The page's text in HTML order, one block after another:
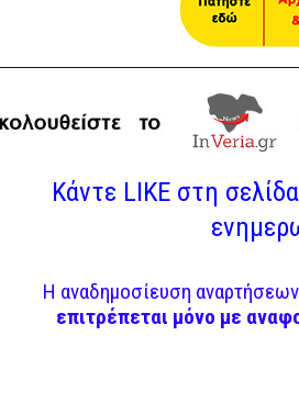
Κάντε LIKE στη
Η αναδημοσίευση
επιτρέπεται μόνο με